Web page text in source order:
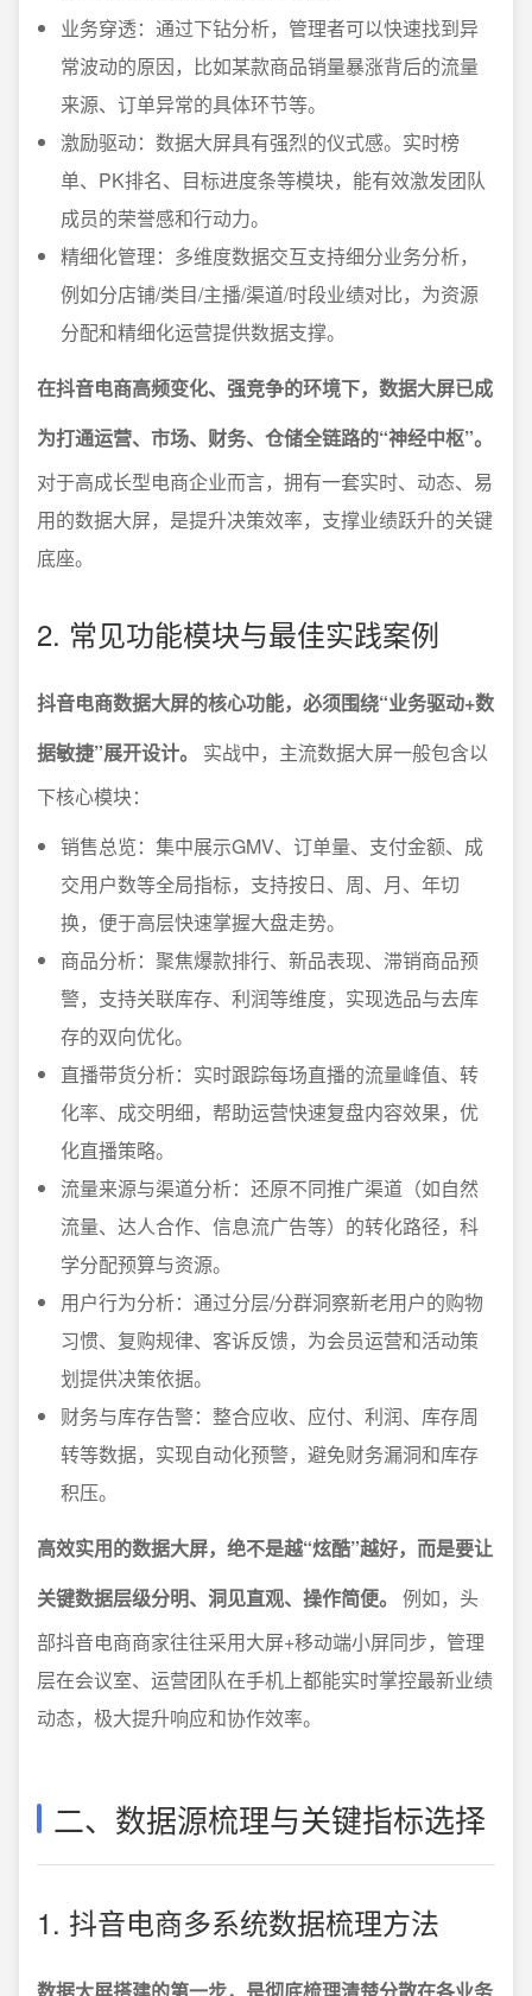
业务穿透：通过下钻分析，管理者可以快速找到异
常波动的原因，比如某款商品销量暴涨背后的流量
来源、订单异常的具体环节等。
激励驱动：数据大屏具有强烈的仪式感。实时榜
单、PK排名、目标进度条等模块，能有效激发团队
成员的荣誉感和行动力。
精细化管理：多维度数据交互支持细分业务分析，
例如分店铺/类目/主播/渠道/时段业绩对比，为资源
分配和精细化运营提供数据支撑。
在抖音电商高频变化、强竞争的环境下，数据大屏已成
为打通运营、市场、财务、仓储全链路的“神经中枢”。
对于高成长型电商企业而言，拥有一套实时、动态、易
用的数据大屏，是提升决策效率，支撑业绩跃升的关键
底座。
2. 常见功能模块与最佳实践案例
抖音电商数据大屏的核心功能，必须围绕“业务驱动+数
据敏捷”展开设计。
实战中，主流数据大屏一般包含以
下核心模块：
销售总览：集中展示GMV、订单量、支付金额、成
交用户数等全局指标，支持按日、周、月、年切
换，便于高层快速掌握大盘走势。
商品分析：聚焦爆款排行、新品表现、滞销商品预
警，支持关联库存、利润等维度，实现选品与去库
存的双向优化。
直播带货分析：实时跟踪每场直播的流量峰值、转
化率、成交明细，帮助运营快速复盘内容效果，优
化直播策略。
流量来源与渠道分析：还原不同推广渠道（如自然
流量、达人合作、信息流广告等）的转化路径，科
学分配预算与资源。
用户行为分析：通过分层/分群洞察新老用户的购物
习惯、复购规律、客诉反馈，为会员运营和活动策
划提供决策依据。
财务与库存告警：整合应收、应付、利润、库存周
转等数据，实现自动化预警，避免财务漏洞和库存
积压。
高效实用的数据大屏，绝不是越“炫酷”越好，而是要让
关键数据层级分明、洞见直观、操作简便。
例如，头
部抖音电商商家往往采用大屏+移动端小屏同步，管理
层在会议室、运营团队在手机上都能实时掌控最新业绩
动态，极大提升响应和协作效率。
二、数据源梳理与关键指标选择
1. 抖音电商多系统数据梳理方法